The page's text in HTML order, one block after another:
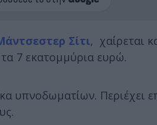
Σίτι, χαίρεται
7 εκατομμύρια ευρώ.
υπνοδωματίων. Περιέχει